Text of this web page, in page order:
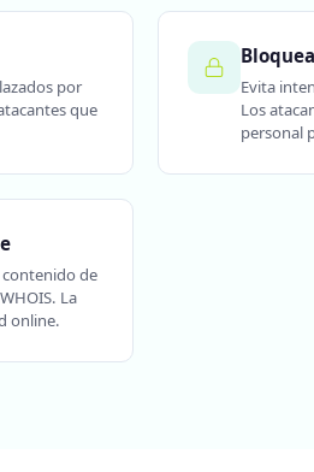
por
que
Evita
Los
personal
de
La
online.